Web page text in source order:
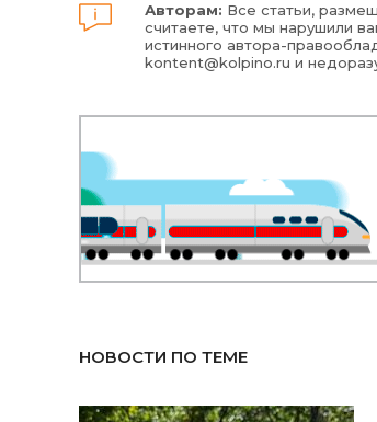
Авторам: Все статьи,
считаете, что мы нарушили
истинного автора-
kontent@kolpino.ru и
НОВОСТИ ПО ТЕМЕ